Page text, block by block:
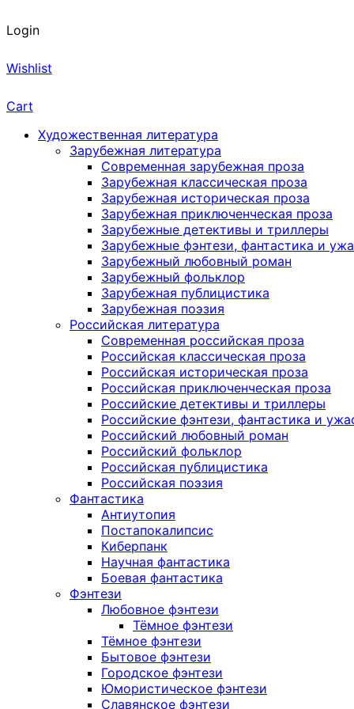
Login
Wishlist
Cart
Художественная литература
Зарубежная литература
Современная зарубежная проза
Зарубежная классическая проза
Зарубежная историческая проза
Зарубежная приключенческая проза
Зарубежные детективы и триллеры
Зарубежные фэнтези, фантастика и
Зарубежный любовный роман
Зарубежный фольклор
Зарубежная публицистика
Зарубежная поэзия
Российская литература
Современная российская проза
Российская классическая проза
Российская историческая проза
Российская приключенческая проза
Российские детективы и триллеры
Российские фэнтези, фантастика и
Российский любовный роман
Российский фольклор
Российская публицистика
Российская поэзия
Фантастика
Антиутопия
Постапокалипсис
Киберпанк
Научная фантастика
Боевая фантастика
Фэнтези
Любовное фэнтези
Тёмное фэнтези
Тёмное фэнтези
Бытовое фэнтези
Городское фэнтези
Юмористическое фэнтези
Славянское фэнтези